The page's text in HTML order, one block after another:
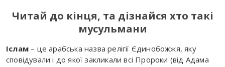
Читай до кінця, та дізнайся хто такі
мусульмани
Іслам – це арабська назва релігії Єдинобожжя, яку
сповідували і до якої закликали всі Пророки (від Адама